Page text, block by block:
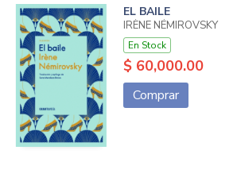
EL BAILE
IRÈNE NÉMIROVSKY
En Stock
$ 60,000.00
Comprar